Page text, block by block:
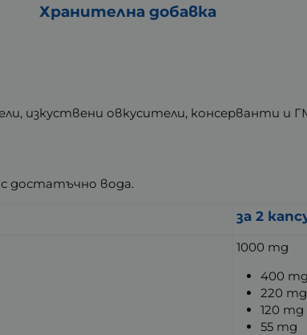
Хранителна добавка
изкуствени овкусители, консерванти и
достатъчно вода.
за 2
1000 mg
400 mg
220 mg
120 mg
55 mg